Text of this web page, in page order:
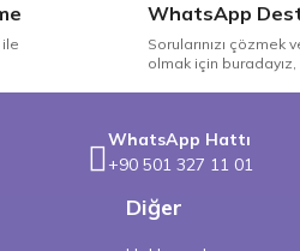
WhatsApp
Sorularınızı çözmek
olmak için buradayız,
WhatsApp Hattı
+90 501 327 11 01
Diğer